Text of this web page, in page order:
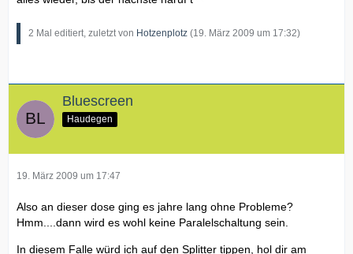
2 Mal editiert, zuletzt von Hotzenplotz (19. März 2009 um 17:32)
Bluescreen
Haudegen
19. März 2009 um 17:47
Also an dieser dose ging es jahre lang ohne Probleme?
Hmm....dann wird es wohl keine Paralelschaltung sein.
In diesem Falle würd ich auf den Splitter tippen, hol dir am